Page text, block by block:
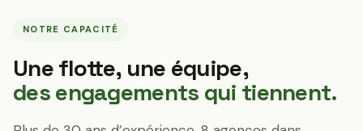
NOTRE CAPACITÉ
Une flotte, une équipe,
des engagements qui tiennent.